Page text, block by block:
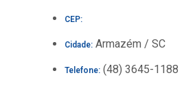
CEP:
Cidade: Armazém / SC
Telefone: (48) 3645-1188